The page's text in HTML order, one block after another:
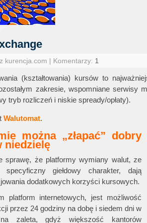
kurencja.com | Komentarzy: 1
(kształtowania) kursów to
zakresie, wspomniane serwisy
tryb rozliczeń i niskie spready/opłaty).
Walutomat.
można „złapać” dobry
niedzielę
sprawę, że platformy wymiany walut, ze
giełdowy charakter, dają
dodatkowych korzyści kursowych.
platform internetowych, jest możliwość
przez 24 godziny na dobę i siedem dni w
zaleta, gdyż większość kantorów